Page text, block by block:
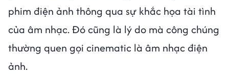
phim điện ảnh thông qua sự khắc họa tài tình
của âm nhạc. Đó cũng là lý do mà công chúng
thường quen gọi cinematic là âm nhạc điện
ảnh.